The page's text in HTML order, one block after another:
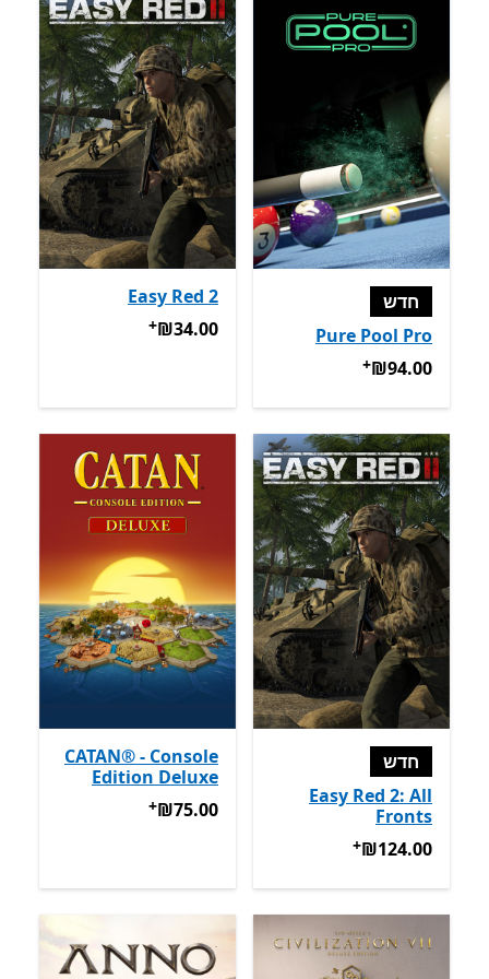
חדש
Pure Pool Pro
‪₪94.00‬מבצעים על רכישת אפליקציות‪₪94.00‬
+
Easy Red 2
‪₪34.00‬מבצעים על רכישת‪₪34.00‬
+
חדש
Easy Red 2: All
Fronts
‪₪124.00‬מבצעים על רכישת אפליקציות‪₪124.00‬
+
CATAN® - Console
Edition Deluxe
‪₪75.00‬מבצעים על רכישת‪₪75.00‬
+